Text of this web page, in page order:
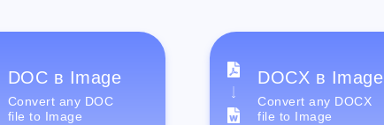
DOC в Image
Convert any DOC
file to Image
DOCX в Image
Convert any DOCX
file to Image